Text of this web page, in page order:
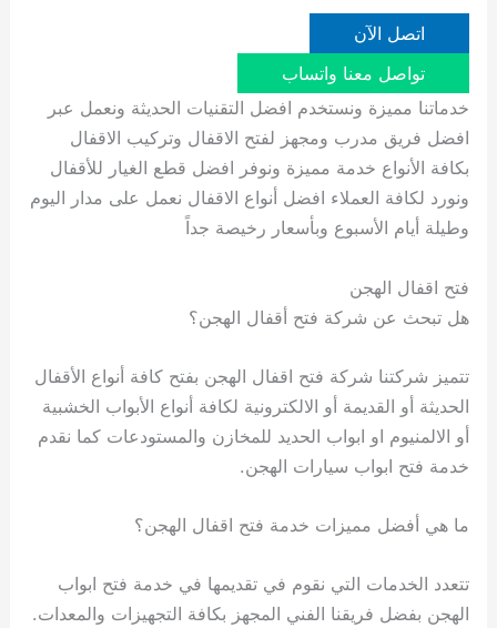
اتصل الآن
تواصل معنا واتساب
خدماتنا مميزة ونستخدم افضل التقنيات الحديثة ونعمل عبر
افضل فريق مدرب ومجهز لفتح الاقفال وتركيب الاقفال
بكافة الأنواع خدمة مميزة ونوفر افضل قطع الغيار للأقفال
ونورد لكافة العملاء افضل أنواع الاقفال نعمل على مدار اليوم
وطيلة أيام الأسبوع وبأسعار رخيصة جداً
فتح اقفال الهجن
هل تبحث عن شركة فتح أقفال الهجن؟
تتميز شركتنا شركة فتح اقفال الهجن بفتح كافة أنواع الأقفال
الحديثة أو القديمة أو الالكترونية لكافة أنواع الأبواب الخشبية
أو الالمنيوم او ابواب الحديد للمخازن والمستودعات كما نقدم
خدمة فتح ابواب سيارات الهجن.
ما هي أفضل مميزات خدمة فتح اقفال الهجن؟
تتعدد الخدمات التي نقوم في تقديمها في خدمة فتح ابواب
الهجن بفضل فريقنا الفني المجهز بكافة التجهيزات والمعدات.